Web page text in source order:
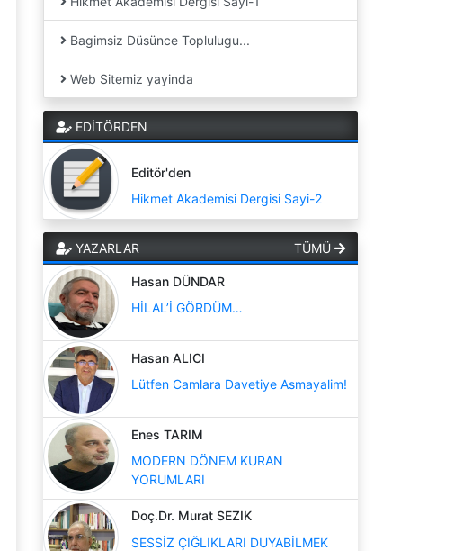
Bagimsiz Düsünce Toplulugu...
Web Sitemiz yayinda
EDİTÖRDEN
Editör'den
Hikmet Akademisi Dergisi Sayi-2
YAZARLAR TÜMÜ
Hasan DÜNDAR
HİLAL’İ GÖRDÜM…
Hasan ALICI
Lütfen Camlara Davetiye Asmayalim!
Enes TARIM
MODERN DÖNEM KURAN
YORUMLARI
Doç.Dr. Murat SEZIK
SESSİZ ÇIĞLIKLARI DUYABİLMEK